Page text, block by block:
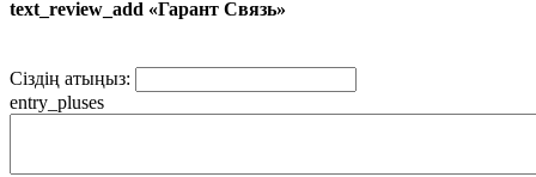
text_review_add «Гарант Связь»
Сіздің атыңыз:
entry_pluses